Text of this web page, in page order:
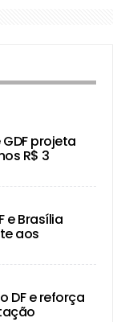
projeta
R$ 3
e Brasília
aos
DF e reforça